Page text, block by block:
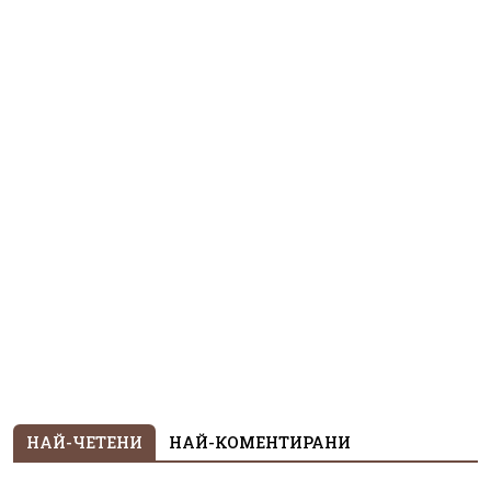
НАЙ-ЧЕТЕНИ НАЙ-КОМЕНТИРАНИ